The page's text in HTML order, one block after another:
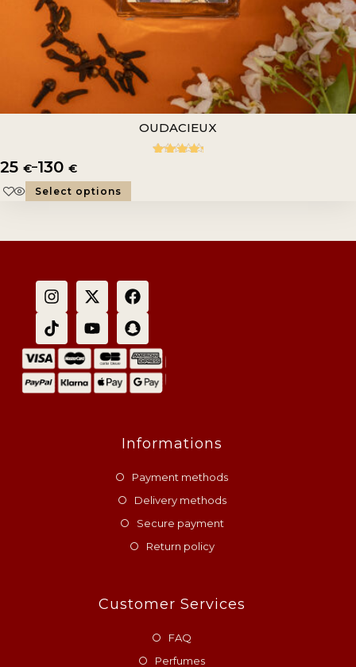
OUDACIEUX
25 €–130 €
Select options
Informations
Payment methods
Delivery methods
Secure payment
Return policy
Customer Services
FAQ
Perfumes